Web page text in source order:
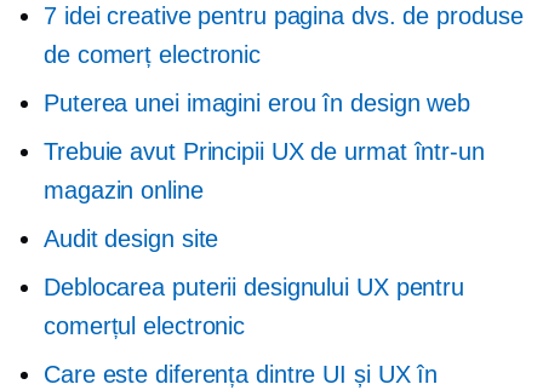
7 idei creative pentru pagina dvs. de produse
de comerț electronic
Puterea unei imagini erou în design web
Trebuie avutPrincipii UX de urmat într-un
magazin online
Audit design site
Deblocarea puterii designului UX pentru
comerțul electronic
Care este diferența dintre UI și UX în